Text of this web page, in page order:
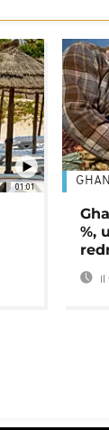
01:01
%,
Il